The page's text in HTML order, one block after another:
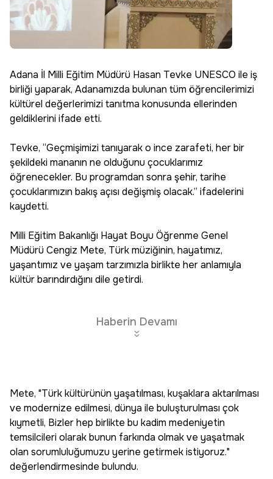
Adana İl Milli Eğitim Müdürü Hasan Tevke UNESCO ile iş
birliği yaparak, Adanamızda bulunan tüm öğrencilerimizi
kültürel değerlerimizi tanıtma konusunda ellerinden
geldiklerini ifade etti.
Tevke, “Geçmişimizi tanıyarak o ince zarafeti, her bir
şekildeki mananın ne olduğunu çocuklarımız
öğrenecekler. Bu programdan sonra şehir, tarihe
çocuklarımızın bakış açısı değişmiş olacak.” ifadelerini
kaydetti.
Milli Eğitim Bakanlığı Hayat Boyu Öğrenme Genel
Müdürü Cengiz Mete, Türk müziğinin, hayatımız,
yaşantımız ve yaşam tarzımızla birlikte her anlamıyla
kültür barındırdığını dile getirdi.
Haberin Devamı
Mete, "Türk kültürünün yaşatılması, kuşaklara aktarılması
ve modernize edilmesi, dünya ile buluşturulması çok
kıymetli, Bizler hep birlikte bu kadim medeniyetin
temsilcileri olarak bunun farkında olmak ve yaşatmak
olan sorumluluğumuzu yerine getirmek istiyoruz."
değerlendirmesinde bulundu.